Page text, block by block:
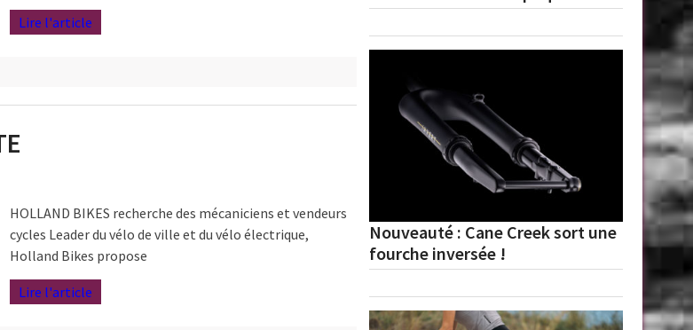
Lire l'article
HOLLAND BIKES recherche des mécaniciens et vendeurs
cycles Leader du vélo de ville et du vélo électrique,
Holland Bikes propose
Lire l'article
Nouveauté : Cane Creek sort une
fourche inversée !